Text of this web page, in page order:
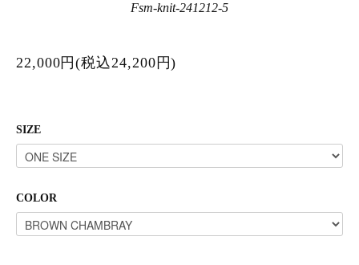
Fsm-knit-241212-5
22,000円(税込24,200円)
SIZE
COLOR